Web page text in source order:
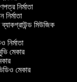
নির্মাতা
নির্মাতা
ব্যাকগ্রাউন্ড মিউজিক
নির্মাতা
মেকার
মেকার